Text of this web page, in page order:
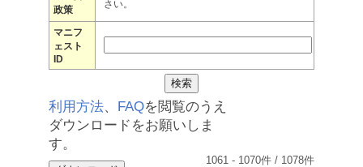
政策
さい。
マニフ
ェスト
ID
利用方法、 FAQを閲覧のうえ
ダウンロードをお願いしま
す。
1061 - 1070件 / 1078件